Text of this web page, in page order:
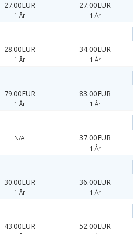
27.00EUR
1 År
27.00EUR
1 År
28.00EUR
1 År
34.00EUR
1 År
79.00EUR
1 År
83.00EUR
1 År
N/A 37.00EUR
1 År
30.00EUR
1 År
36.00EUR
1 År
43.00EUR 52.00EUR